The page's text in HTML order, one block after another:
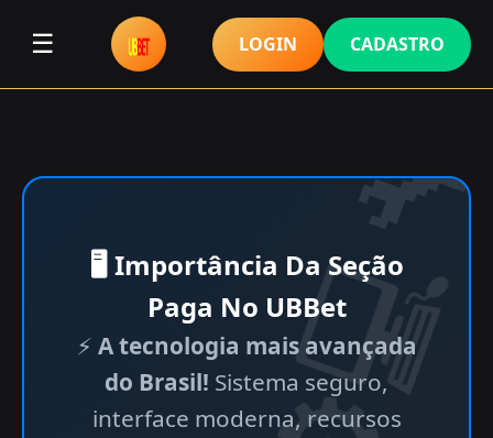
☰ LOGIN CADASTRO
🖥 Importância Da Seção
Paga No UBBet
⚡ A tecnologia mais avançada
do Brasil! Sistema seguro,
interface moderna, recursos